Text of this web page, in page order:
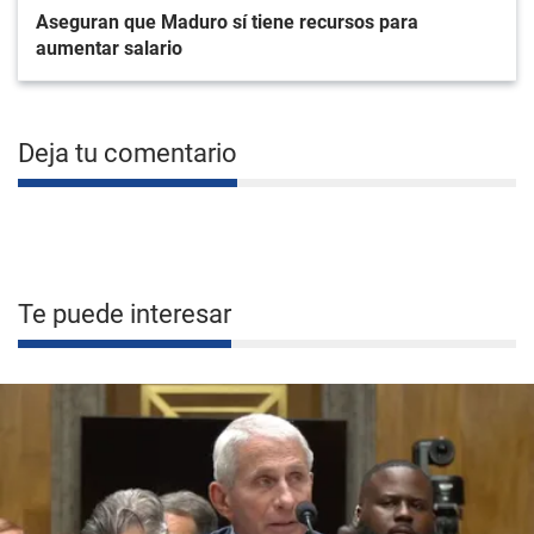
Aseguran que Maduro sí tiene recursos para
aumentar salario
Deja tu comentario
Te puede interesar